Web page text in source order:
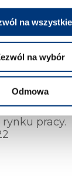
na wszystkie
na wybór
Odmowa
się w
jest
tworzenie
na
pracy.